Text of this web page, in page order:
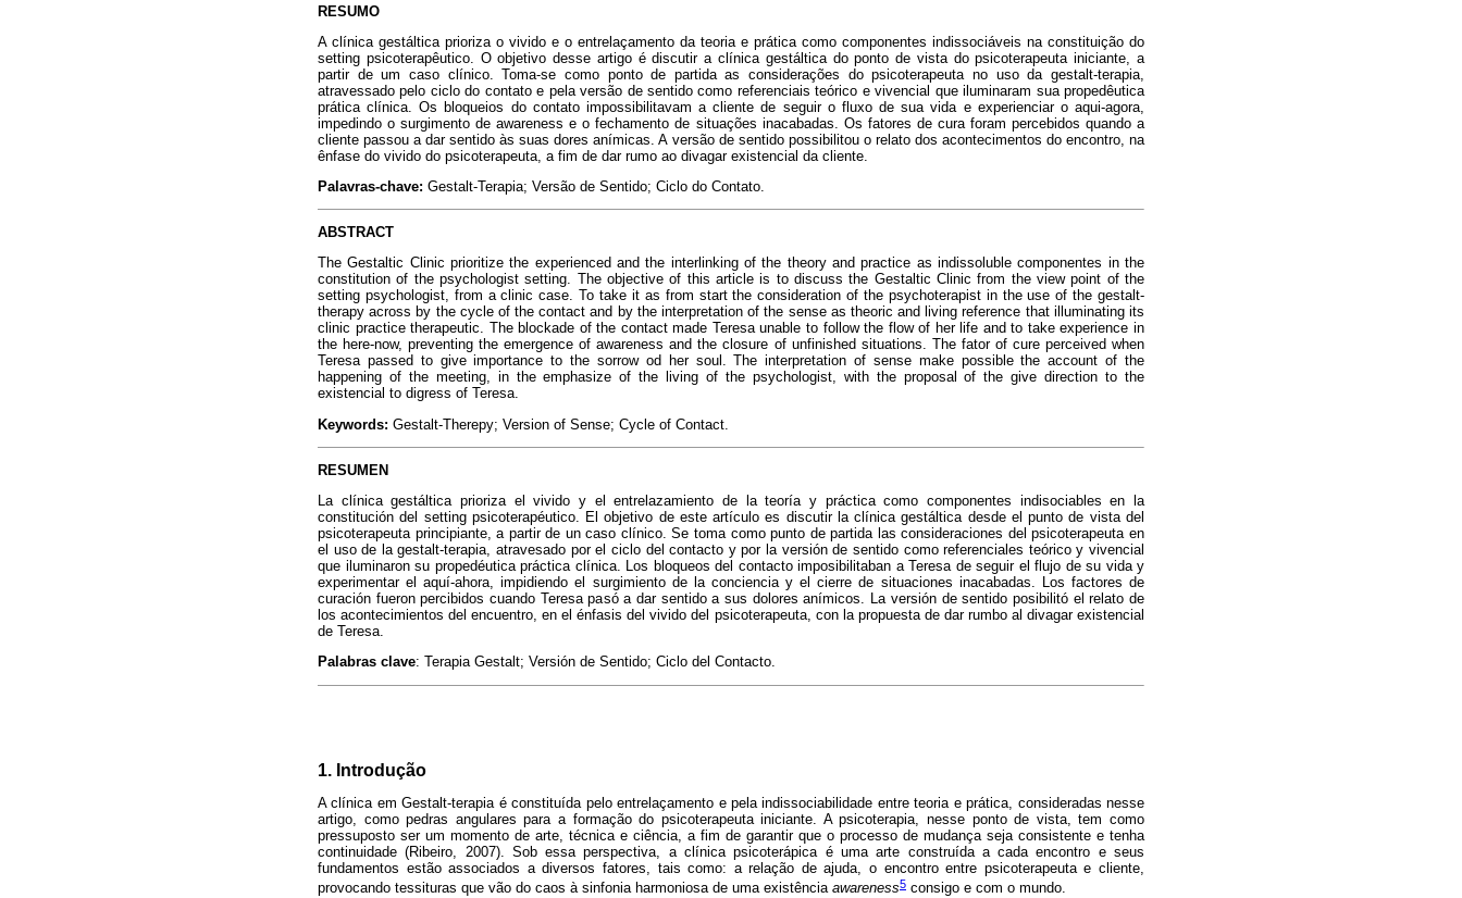
RESUMO
A clínica gestáltica prioriza o vivido e o entrelaçamento da teoria e prática como componentes indissociáveis na constituição do
setting psicoterapêutico. O objetivo desse artigo é discutir a clínica gestáltica do ponto de vista do psicoterapeuta iniciante, a
partir de um caso clínico. Toma-se como ponto de partida as considerações do psicoterapeuta no uso da gestalt-terapia,
atravessado pelo ciclo do contato e pela versão de sentido como referenciais teórico e vivencial que iluminaram sua propedêutica
prática clínica. Os bloqueios do contato impossibilitavam a cliente de seguir o fluxo de sua vida e experienciar o aqui-agora,
impedindo o surgimento de awareness e o fechamento de situações inacabadas. Os fatores de cura foram percebidos quando a
cliente passou a dar sentido às suas dores anímicas. A versão de sentido possibilitou o relato dos acontecimentos do encontro, na
ênfase do vivido do psicoterapeuta, a fim de dar rumo ao divagar existencial da cliente.
Palavras-chave: Gestalt-Terapia; Versão de Sentido; Ciclo do Contato.
ABSTRACT
The Gestaltic Clinic prioritize the experienced and the interlinking of the theory and practice as indissoluble componentes in the
constitution of the psychologist setting. The objective of this article is to discuss the Gestaltic Clinic from the view point of the
setting psychologist, from a clinic case. To take it as from start the consideration of the psychoterapist in the use of the gestalt-
therapy across by the cycle of the contact and by the interpretation of the sense as theoric and living reference that illuminating its
clinic practice therapeutic. The blockade of the contact made Teresa unable to follow the flow of her life and to take experience in
the here-now, preventing the emergence of awareness and the closure of unfinished situations. The fator of cure perceived when
Teresa passed to give importance to the sorrow od her soul. The interpretation of sense make possible the account of the
happening of the meeting, in the emphasize of the living of the psychologist, with the proposal of the give direction to the
existencial to digress of Teresa.
Keywords: Gestalt-Therepy; Version of Sense; Cycle of Contact.
RESUMEN
La clínica gestáltica prioriza el vivido y el entrelazamiento de la teoría y práctica como componentes indisociables en la
constitución del setting psicoterapéutico. El objetivo de este artículo es discutir la clínica gestáltica desde el punto de vista del
psicoterapeuta principiante, a partir de un caso clínico. Se toma como punto de partida las consideraciones del psicoterapeuta en
el uso de la gestalt-terapia, atravesado por el ciclo del contacto y por la versión de sentido como referenciales teórico y vivencial
que iluminaron su propedéutica práctica clínica. Los bloqueos del contacto imposibilitaban a Teresa de seguir el flujo de su vida y
experimentar el aquí-ahora, impidiendo el surgimiento de la conciencia y el cierre de situaciones inacabadas. Los factores de
curación fueron percibidos cuando Teresa pasó a dar sentido a sus dolores anímicos. La versión de sentido posibilitó el relato de
los acontecimientos del encuentro, en el énfasis del vivido del psicoterapeuta, con la propuesta de dar rumbo al divagar existencial
de Teresa.
Palabras clave: Terapia Gestalt; Versión de Sentido; Ciclo del Contacto.
1. Introdução
A clínica em Gestalt-terapia é constituída pelo entrelaçamento e pela indissociabilidade entre teoria e prática, consideradas nesse
artigo, como pedras angulares para a formação do psicoterapeuta iniciante. A psicoterapia, nesse ponto de vista, tem como
pressuposto ser um momento de arte, técnica e ciência, a fim de garantir que o processo de mudança seja consistente e tenha
continuidade (Ribeiro, 2007). Sob essa perspectiva, a clínica psicoterápica é uma arte construída a cada encontro e seus
fundamentos estão associados a diversos fatores, tais como: a relação de ajuda, o encontro entre psicoterapeuta e cliente,
provocando tessituras que vão do caos à sinfonia harmoniosa de uma existência awareness5 consigo e com o mundo.